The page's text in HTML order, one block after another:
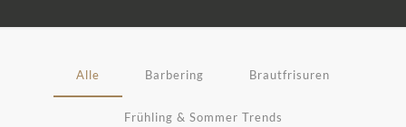
Alle Barbering Brautfrisuren
Frühling & Sommer Trends